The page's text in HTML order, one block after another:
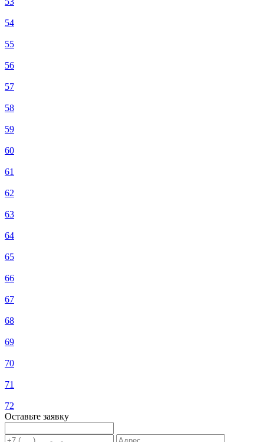
54
55
56
57
58
59
60
61
62
63
64
65
66
67
68
69
70
71
72
Оставьте заявку